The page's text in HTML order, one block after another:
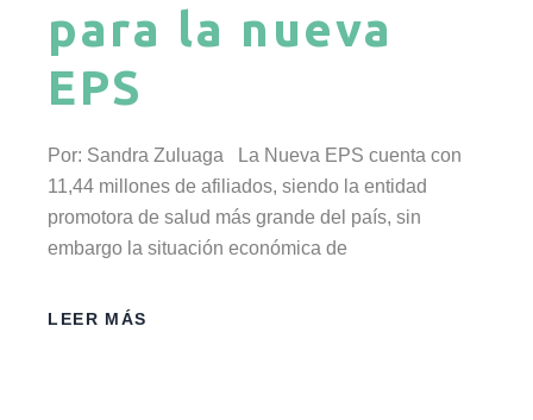
para la nueva
EPS
Por: Sandra Zuluaga La Nueva EPS cuenta con
11,44 millones de afiliados, siendo la entidad
promotora de salud más grande del país, sin
embargo la situación económica de
LEER MÁS